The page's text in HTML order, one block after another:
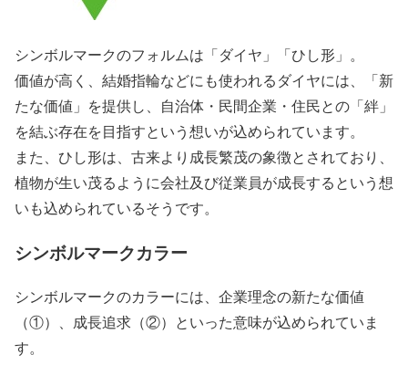
シンボルマークのフォルムは「ダイヤ」「ひし形」。
価値が高く、結婚指輪などにも使われるダイヤには、「新
たな価値」を提供し、自治体・民間企業・住民との「絆」
を結ぶ存在を目指すという想いが込められています。
また、ひし形は、古来より成長繁茂の象徴とされており、
植物が生い茂るように会社及び従業員が成長するという想
いも込められているそうです。
シンボルマークカラー
シンボルマークのカラーには、企業理念の新たな価値
（①）、成長追求（②）といった意味が込められていま
す。